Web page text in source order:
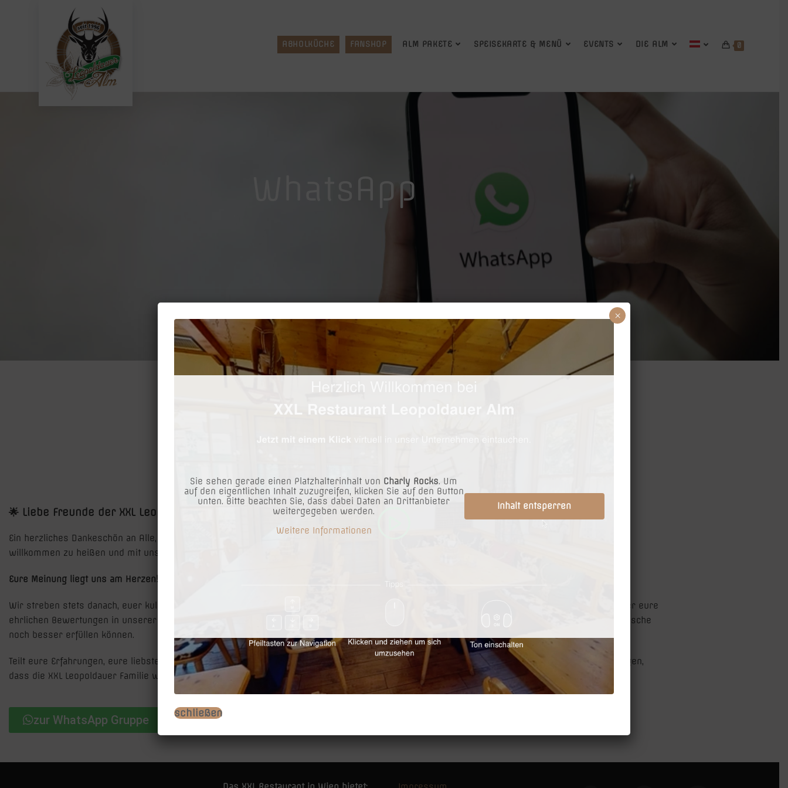
ABHOLKÜCHE FANSHOP ALM PAKETE SPEISEKARTE & MENÜ EVENTS DIE ALM 0
WhatsApp
Leopoldauer Alm auf WhatsApp
🌟 Liebe Freunde der XXL Leopoldauer! 🌟
Ein herzliches Dankeschön an Alle, die uns bereits mit ihrem Besuch beehrt haben! Es ist uns eine große Freude, euch in unserem Restaurant
willkommen zu heißen und mit unseren Spezialitäten zu verwöhnen.
Eure Meinung liegt uns am Herzen!
Wir streben stets danach, euer kulinarisches Erlebnis bei uns zu einem Unvergesslichen zu machen. Daher würden wir uns außerordentlich über eure
ehrlichen Bewertungen in unserer
freuen. Euer Feedback ist der Schlüssel, mit dem wir uns weiter verbessern und eure Wünsche
noch besser erfüllen können.
Teilt eure Erfahrungen, eure liebsten Gerichte oder auch, wie wir euren Besuch noch schöner gestalten können. Lasst uns gemeinsam dafür sorgen,
dass die XXL Leopoldauer Familie weiter wächst und gedeiht!
zur WhatsApp Gruppe
Sie sehen gerade einen Platzhalterinhalt von Charly Rocks. Um
auf den eigentlichen Inhalt zuzugreifen, klicken Sie auf den Button
unten. Bitte beachten Sie, dass dabei Daten an Drittanbieter
weitergegeben werden.
Weitere Informationen
Inhalt entsperren
schließen
×